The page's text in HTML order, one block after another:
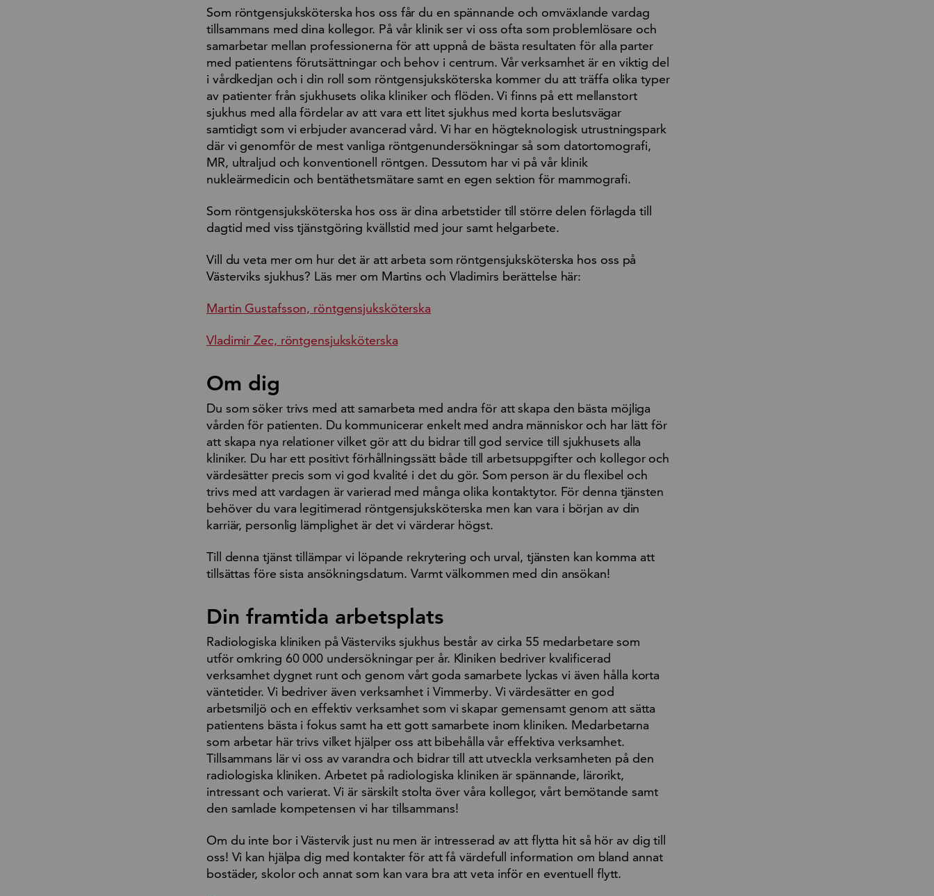
Som röntgensjuksköterska hos oss får du en spännande och omväxlande vardag
tillsammans med dina kollegor. På vår klinik ser vi oss ofta som problemlösare och
samarbetar mellan professionerna för att uppnå de bästa resultaten för alla parter
med patientens förutsättningar och behov i centrum. Vår verksamhet är en viktig del
i vårdkedjan och i din roll som röntgensjuksköterska kommer du att träffa olika typer
av patienter från sjukhusets olika kliniker och flöden. Vi finns på ett mellanstort
sjukhus med alla fördelar av att vara ett litet sjukhus med korta beslutsvägar
samtidigt som vi erbjuder avancerad vård. Vi har en högteknologisk utrustningspark
där vi genomför de mest vanliga röntgenundersökningar så som datortomografi,
MR, ultraljud och konventionell röntgen. Dessutom har vi på vår klinik
nukleärmedicin och bentäthetsmätare samt en egen sektion för mammografi.
Som röntgensjuksköterska hos oss är dina arbetstider till större delen förlagda till
dagtid med viss tjänstgöring kvällstid med jour samt helgarbete.
Vill du veta mer om hur det är att arbeta som röntgensjuksköterska hos oss på
Västerviks sjukhus? Läs mer om Martins och Vladimirs berättelse här:
Martin Gustafsson, röntgensjuksköterska
Vladimir Zec, röntgensjuksköterska
Om dig
Du som söker trivs med att samarbeta med andra för att skapa den bästa möjliga
vården för patienten. Du kommunicerar enkelt med andra människor och har lätt för
att skapa nya relationer vilket gör att du bidrar till god service till sjukhusets alla
kliniker. Du har ett positivt förhållningssätt både till arbetsuppgifter och kollegor och
värdesätter precis som vi god kvalité i det du gör. Som person är du flexibel och
trivs med att vardagen är varierad med många olika kontaktytor. För denna tjänsten
behöver du vara legitimerad röntgensjuksköterska men kan vara i början av din
karriär, personlig lämplighet är det vi värderar högst.
Till denna tjänst tillämpar vi löpande rekrytering och urval, tjänsten kan komma att
tillsättas före sista ansökningsdatum. Varmt välkommen med din ansökan!
Din framtida arbetsplats
Radiologiska kliniken på Västerviks sjukhus består av cirka 55 medarbetare som
utför omkring 60 000 undersökningar per år. Kliniken bedriver kvalificerad
verksamhet dygnet runt och genom vårt goda samarbete lyckas vi även hålla korta
väntetider. Vi bedriver även verksamhet i Vimmerby. Vi värdesätter en god
arbetsmiljö och en effektiv verksamhet som vi skapar gemensamt genom att sätta
patientens bästa i fokus samt ha ett gott samarbete inom kliniken. Medarbetarna
som arbetar här trivs vilket hjälper oss att bibehålla vår effektiva verksamhet.
Tillsammans lär vi oss av varandra och bidrar till att utveckla verksamheten på den
radiologiska kliniken. Arbetet på radiologiska kliniken är spännande, lärorikt,
intressant och varierat. Vi är särskilt stolta över våra kollegor, vårt bemötande samt
den samlade kompetensen vi har tillsammans!
Om du inte bor i Västervik just nu men är intresserad av att flytta hit så hör av dig till
oss! Vi kan hjälpa dig med kontakter för att få värdefull information om bland annat
bostäder, skolor och annat som kan vara bra att veta inför en eventuell flytt.